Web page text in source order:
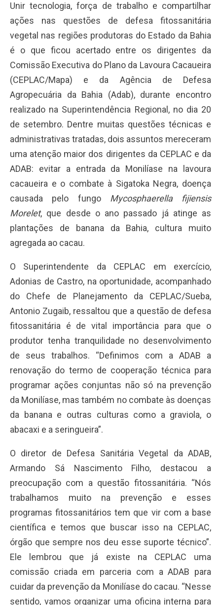
Unir tecnologia, força de trabalho e compartilhar
ações nas questões de defesa fitossanitária
vegetal nas regiões produtoras do Estado da Bahia
é o que ficou acertado entre os dirigentes da
Comissão Executiva do Plano da Lavoura Cacaueira
(CEPLAC/Mapa) e da Agência de Defesa
Agropecuária da Bahia (Adab), durante encontro
realizado na Superintendência Regional, no dia 20
de setembro. Dentre muitas questões técnicas e
administrativas tratadas, dois assuntos mereceram
uma atenção maior dos dirigentes da CEPLAC e da
ADAB: evitar a entrada da Monilíase na lavoura
cacaueira e o combate à Sigatoka Negra, doença
causada pelo fungo Mycosphaerella fijiensis
Morelet, que desde o ano passado já atinge as
plantações de banana da Bahia, cultura muito
agregada ao cacau.
O Superintendente da CEPLAC em exercício,
Adonias de Castro, na oportunidade, acompanhado
do Chefe de Planejamento da CEPLAC/Sueba,
Antonio Zugaib, ressaltou que a questão de defesa
fitossanitária é de vital importância para que o
produtor tenha tranquilidade no desenvolvimento
de seus trabalhos. “Definimos com a ADAB a
renovação do termo de cooperação técnica para
programar ações conjuntas não só na prevenção
da Monilíase, mas também no combate às doenças
da banana e outras culturas como a graviola, o
abacaxi e a seringueira”.
O diretor de Defesa Sanitária Vegetal da ADAB,
Armando Sá Nascimento Filho, destacou a
preocupação com a questão fitossanitária. “Nós
trabalhamos muito na prevenção e esses
programas fitossanitários tem que vir com a base
científica e temos que buscar isso na CEPLAC,
órgão que sempre nos deu esse suporte técnico”.
Ele lembrou que já existe na CEPLAC uma
comissão criada em parceria com a ADAB para
cuidar da prevenção da Monilíase do cacau. “Nesse
sentido, vamos organizar uma oficina interna para